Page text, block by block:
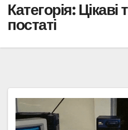
Категорія: Цікаві
постаті